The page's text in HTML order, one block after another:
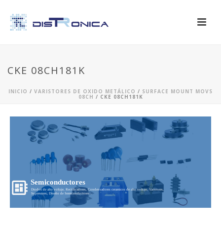
CKE 08CH181K
INICIO / VARISTORES DE OXIDO METÁLICO / SURFACE MOUNT MOVS
08CH / CKE 08CH181K
Semiconductores
Diodos de alto voltaje, Rectificadores, Condensadores ceramicos de alto voltaje, Varistores,
Supresores, Diseño de Semiconductores...